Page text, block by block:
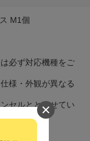
M1個
必ず対応機種をご
様・外観が異なる
セルととさせてい